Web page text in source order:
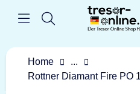
Home
...
Rottner Diamant Fire PO